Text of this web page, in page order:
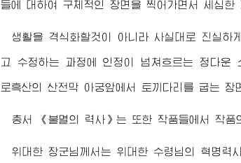
들에 대하여 구체적인 장면을 찍어가면서 세심한
생활을 격식화할것이 아니라 사실대로 진실하
고 수정하는 과정에 인정이 넘쳐흐르는 정다운
로흑산의 산전막 아궁앞에서 토끼다리를 굽는
총서 《불멸의 력사》는 또한 작품들에서 작
위대한 장군님께서는 위대한 수령님의 혁명력